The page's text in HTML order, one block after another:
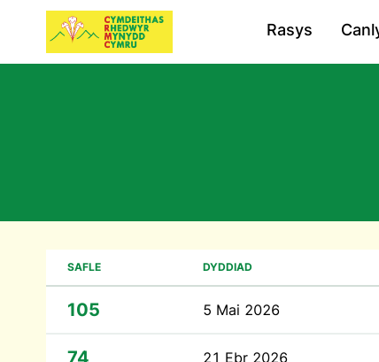
Rasys
SAFLE DYDDIAD
105 5 Mai 2026
74 21 Ebr 2026